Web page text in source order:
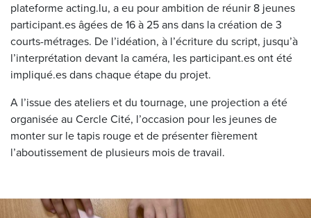
plateforme acting.lu, a eu pour ambition de réunir 8 jeunes
participant.es âgées de 16 à 25 ans dans la création de 3
courts-métrages. De l’idéation, à l’écriture du script, jusqu’à
l’interprétation devant la caméra, les participant.es ont été
impliqué.es dans chaque étape du projet.
A l’issue des ateliers et du tournage, une projection a été
organisée au Cercle Cité, l’occasion pour les jeunes de
monter sur le tapis rouge et de présenter fièrement
l’aboutissement de plusieurs mois de travail.